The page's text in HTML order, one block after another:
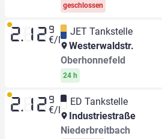
geschlossen
2.12 9
€/l
JET Tankstelle
Westerwaldstr.
Oberhonnefeld
24 h
2.12 9
€/l
ED Tankstelle
Industriestraße
Niederbreitbach